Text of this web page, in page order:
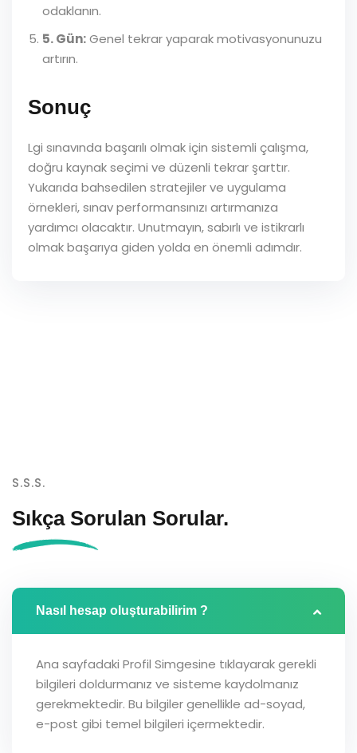
odaklanın.
5. Gün:Genel tekrar yaparak motivasyonunuzu
artırın.
Sonuç
Lgi sınavında başarılı olmak için sistemli çalışma,
doğru kaynak seçimi ve düzenli tekrar şarttır.
Yukarıda bahsedilen stratejiler ve uygulama
örnekleri, sınav performansınızı artırmanıza
yardımcı olacaktır. Unutmayın, sabırlı ve istikrarlı
olmak başarıya giden yolda en önemli adımdır.
S.S.S.
Sıkça Sorulan Sorular.
Nasıl hesap oluşturabilirim ?
Ana sayfadaki Profil Simgesine tıklayarak gerekli
bilgileri doldurmanız ve sisteme kaydolmanız
gerekmektedir. Bu bilgiler genellikle ad-soyad,
e-post gibi temel bilgileri içermektedir.